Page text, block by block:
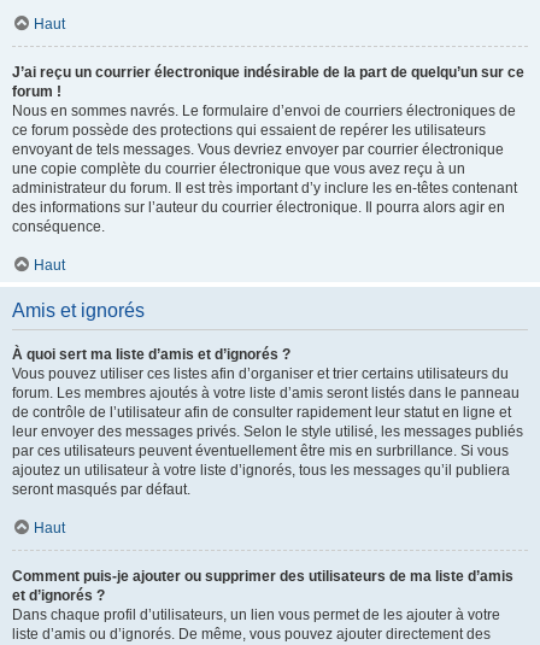
Haut
J’ai reçu un courrier électronique indésirable de la part de quelqu’un sur ce
forum !
Nous en sommes navrés. Le formulaire d’envoi de courriers électroniques de
ce forum possède des protections qui essaient de repérer les utilisateurs
envoyant de tels messages. Vous devriez envoyer par courrier électronique
une copie complète du courrier électronique que vous avez reçu à un
administrateur du forum. Il est très important d’y inclure les en-têtes contenant
des informations sur l’auteur du courrier électronique. Il pourra alors agir en
conséquence.
Haut
Amis et ignorés
À quoi sert ma liste d’amis et d’ignorés ?
Vous pouvez utiliser ces listes afin d’organiser et trier certains utilisateurs du
forum. Les membres ajoutés à votre liste d’amis seront listés dans le panneau
de contrôle de l’utilisateur afin de consulter rapidement leur statut en ligne et
leur envoyer des messages privés. Selon le style utilisé, les messages publiés
par ces utilisateurs peuvent éventuellement être mis en surbrillance. Si vous
ajoutez un utilisateur à votre liste d’ignorés, tous les messages qu’il publiera
seront masqués par défaut.
Haut
Comment puis-je ajouter ou supprimer des utilisateurs de ma liste d’amis
et d’ignorés ?
Dans chaque profil d’utilisateurs, un lien vous permet de les ajouter à votre
liste d’amis ou d’ignorés. De même, vous pouvez ajouter directement des